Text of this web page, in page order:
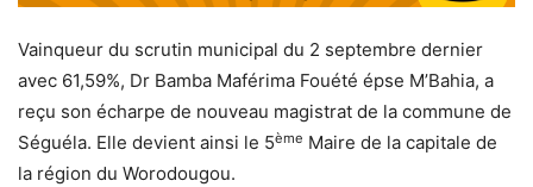
Vainqueur du scrutin municipal du 2 septembre dernier
avec 61,59%, Dr Bamba Maférima Fouété épse M’Bahia, a
reçu son écharpe de nouveau magistrat de la commune de
Séguéla. Elle devient ainsi le 5ème Maire de la capitale de
la région du Worodougou.